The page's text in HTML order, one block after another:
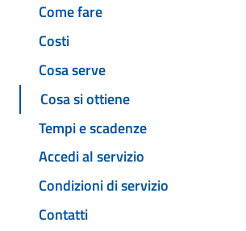
Come fare
Costi
Cosa serve
Cosa si ottiene
Tempi e scadenze
Accedi al servizio
Condizioni di servizio
Contatti